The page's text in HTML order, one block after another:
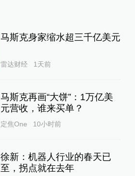
马斯克身家缩水超三千亿美元
雷达财经 1天前
马斯克再画“大饼”：1万亿美
元营收，谁来买单？
定焦One 10小时前
徐新：机器人行业的春天已
至，拐点就在去年